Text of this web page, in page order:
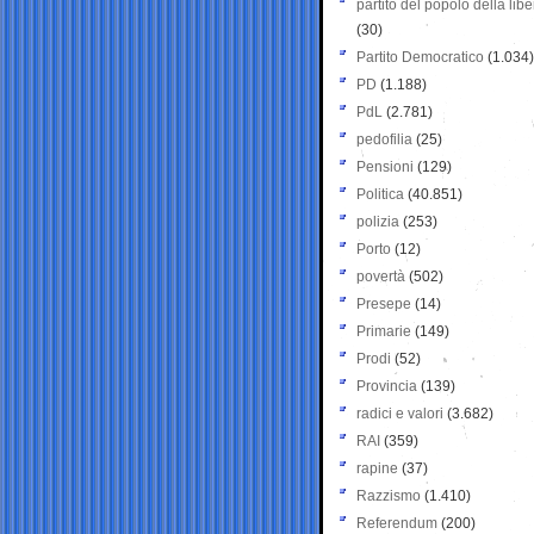
partito del popolo della
(30)
Partito Democratico (1.034)
PD (1.188)
PdL (2.781)
pedofilia (25)
Pensioni (129)
Politica (40.851)
polizia (253)
Porto (12)
povertà (502)
Presepe (14)
Primarie (149)
Prodi (52)
Provincia (139)
radici e valori (3.682)
RAI (359)
rapine (37)
Razzismo (1.410)
Referendum (200)